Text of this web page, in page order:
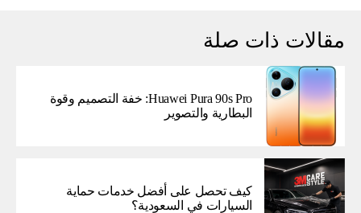
مقالات ذات صلة
Huawei Pura 90s Pro: خفة التصميم وقوة
البطارية والتصوير
كيف تحصل على أفضل خدمات حماية
السيارات في السعودية؟